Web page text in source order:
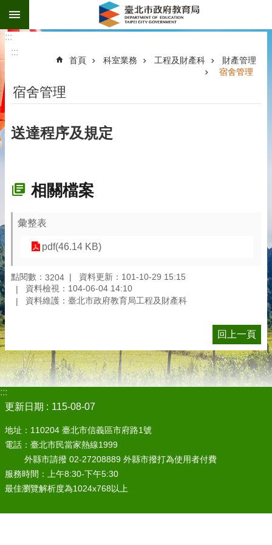
跳到主要內容區塊
:::
:::
首頁 科室業務 工程及財產科
財產管理
宿舍管理
宿舍管理
送達程序及規定
相關檔案
彙整表
pdf(46.14 KB)
點閱數： 3204
資料更新：101-10-29 15:15
資料檢視：104-06-04 14:10
資料維護：臺北市政府教育局工程及財產科
回上一頁
:::
更新日期
115-08-07
地址：110204 臺北市信義區市府路1號
電話：臺北市民當家熱線1999
外縣市請撥 02-27208889 外縣市撥打為使用者付費
服務時間：上午8:30-下午5:30
最佳瀏覽解析度為1024x768以上